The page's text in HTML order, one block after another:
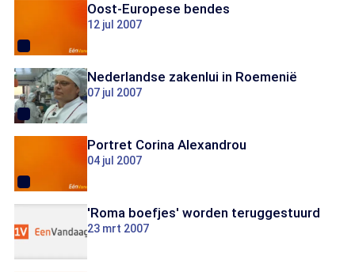
Oost-Europese bendes
12 jul 2007
Nederlandse zakenlui in Roemenië
07 jul 2007
Portret Corina Alexandrou
04 jul 2007
'Roma boefjes' worden teruggestuurd
23 mrt 2007